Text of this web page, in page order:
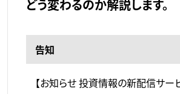
どう変わるのか解説します。
告知
【お知らせ 投資情報の新配信サー